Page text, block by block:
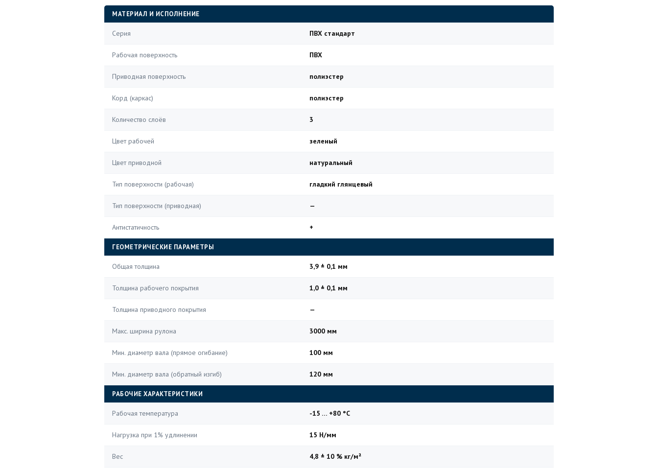
МАТЕРИАЛ И ИСПОЛНЕНИЕ
Серия ПВХ стандарт
Рабочая поверхность ПВХ
Приводная поверхность полиэстер
Корд (каркас) полиэстер
Количество слоёв 3
Цвет рабочей зеленый
Цвет приводной натуральный
Тип поверхности (рабочая) гладкий глянцевый
Тип поверхности (приводная) —
Антистатичность +
ГЕОМЕТРИЧЕСКИЕ ПАРАМЕТРЫ
Общая толщина 3,9 ± 0,1 мм
Толщина рабочего покрытия 1,0 ± 0,1 мм
Толщина приводного покрытия —
Макс. ширина рулона 3000 мм
Мин. диаметр вала (прямое огибание) 100 мм
Мин. диаметр вала (обратный изгиб) 120 мм
РАБОЧИЕ ХАРАКТЕРИСТИКИ
Рабочая температура -15 … +80 °C
Нагрузка при 1% удлинении 15 Н/мм
Вес 4,8 ± 10 % кг/м²